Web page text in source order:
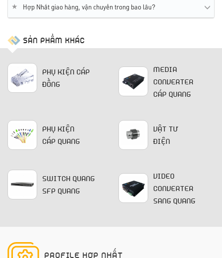
★ Hợp Nhất giao hàng, vận chuyển trong bao lâu?
SẢN PHẨM KHÁC
PHỤ KIỆN CÁP
ĐỒNG
MEDIA
CONVERTER
CÁP QUANG
PHỤ KIỆN
CÁP QUANG
VẬT TƯ
ĐIỆN
SWITCH QUANG
SFP QUANG
VIDEO
CONVERTER
SANG QUANG
PROFILE HỢP NHẤT